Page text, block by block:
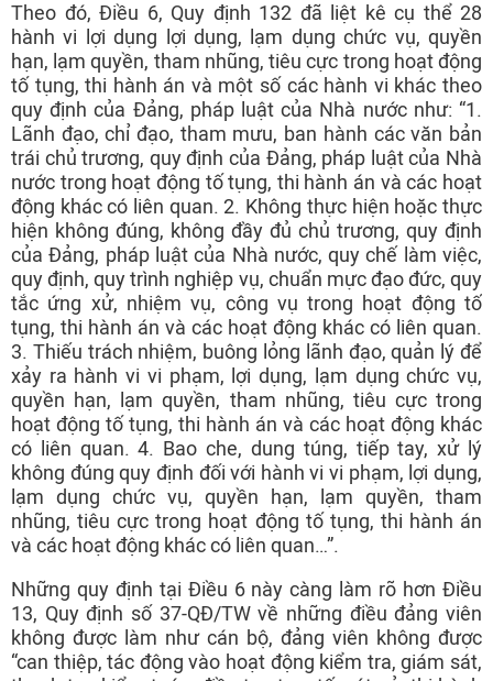
Theo đó, Điều 6, Quy định 132 đã liệt kê cụ thể 28
hành vi lợi dụng lợi dụng, lạm dụng chức vụ, quyền
hạn, lạm quyền, tham nhũng, tiêu cực trong hoạt động
tố tụng, thi hành án và một số các hành vi khác theo
quy định của Đảng, pháp luật của Nhà nước như: “1.
Lãnh đạo, chỉ đạo, tham mưu, ban hành các văn bản
trái chủ trương, quy định của Đảng, pháp luật của Nhà
nước trong hoạt động tố tụng, thi hành án và các hoạt
động khác có liên quan. 2. Không thực hiện hoặc thực
hiện không đúng, không đầy đủ chủ trương, quy định
của Đảng, pháp luật của Nhà nước, quy chế làm việc,
quy định, quy trình nghiệp vụ, chuẩn mực đạo đức, quy
tắc ứng xử, nhiệm vụ, công vụ trong hoạt động tố
tụng, thi hành án và các hoạt động khác có liên quan.
3. Thiếu trách nhiệm, buông lỏng lãnh đạo, quản lý để
xảy ra hành vi vi phạm, lợi dụng, lạm dụng chức vụ,
quyền hạn, lạm quyền, tham nhũng, tiêu cực trong
hoạt động tố tụng, thi hành án và các hoạt động khác
có liên quan. 4. Bao che, dung túng, tiếp tay, xử lý
không đúng quy định đối với hành vi vi phạm, lợi dụng,
lạm dụng chức vụ, quyền hạn, lạm quyền, tham
nhũng, tiêu cực trong hoạt động tố tụng, thi hành án
và các hoạt động khác có liên quan…”.
Những quy định tại Điều 6 này càng làm rõ hơn Điều
13, Quy định số 37-QĐ/TW về những điều đảng viên
không được làm như cán bộ, đảng viên không được
“can thiệp, tác động vào hoạt động kiểm tra, giám sát,